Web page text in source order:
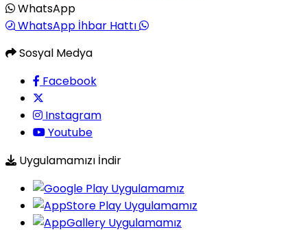
WhatsApp
WhatsApp İhbar Hattı
Sosyal Medya
Facebook
Instagram
Youtube
Uygulamamızı İndir